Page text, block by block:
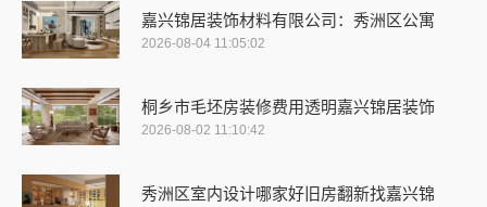
嘉兴锦居装饰材料有限公司：秀洲区公寓
2026-08-04 11:05:02
桐乡市毛坯房装修费用透明嘉兴锦居装饰
2026-08-02 11:10:42
秀洲区室内设计哪家好旧房翻新找嘉兴锦